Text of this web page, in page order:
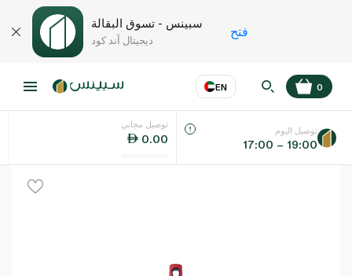
سبينس - تسوق البقالة
ديجيتال آند كود
فتح
EN
اللغة عر
0
توصيل مجاني
0.00
توصيل اليوم
17:00 – 19:00